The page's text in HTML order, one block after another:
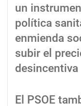
un
política
enmienda
subir el
El PSOE